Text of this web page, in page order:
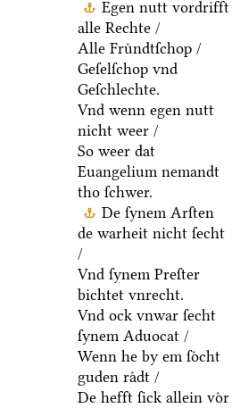
Egen nutt vordrifft
alle Rechte /
Alle Fruͤndtſchop /
Geſelſchop vnd
Geſchlechte.
Vnd wenn egen nutt
nicht weer /
So weer dat
Euangelium nemandt
tho ſchwer.
De ſynem Arſten
de warheit nicht ſecht
/
Vnd ſynem Preſter
bichtet vnrecht.
Vnd ock vnwar ſecht
ſynem Aduocat /
Wenn he by em ſoͤcht
guden raͤdt /
De hefft ſick allein voͤr